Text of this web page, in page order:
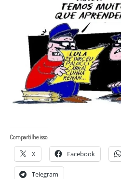
Compartilhe isso:
X Facebook
Telegram